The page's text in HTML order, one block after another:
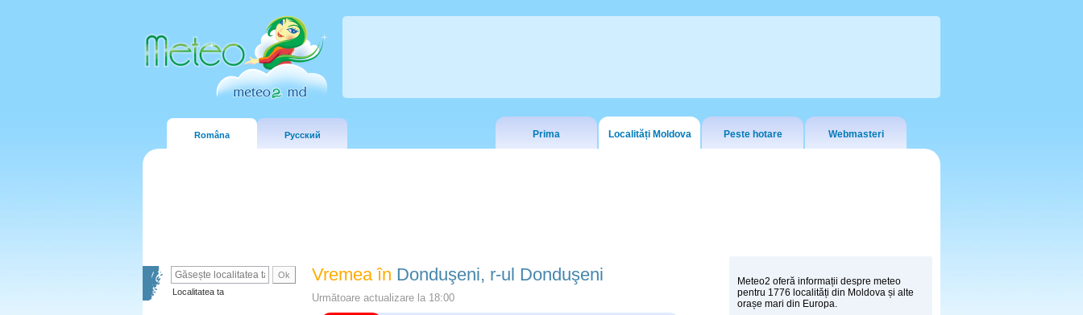
Româna Русский Prima Localități Moldova Peste hotare Webmasteri
Localitatea ta
Vremea în Donduşeni, r-ul Donduşeni
Următoare actualizare la 18:00
Meteo2 oferă informații despre meteo
pentru 1776 localități din Moldova și alte
orașe mari din Europa.